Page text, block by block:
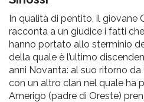
l'infanzia
e
In qualità di pentito, il giovane
racconta a un giudice i fatti
hanno portato allo sterminio
della quale è l’ultimo
anni Novanta: al suo ritorno
con un altro clan nel quale ha
Amerigo (padre di Oreste)